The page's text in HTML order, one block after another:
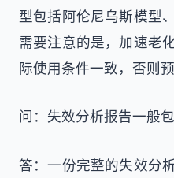
型包括阿伦尼乌斯模型
需要注意的是，加速老
际使用条件一致，否则
问：失效分析报告一般
答：一份完整的失效分